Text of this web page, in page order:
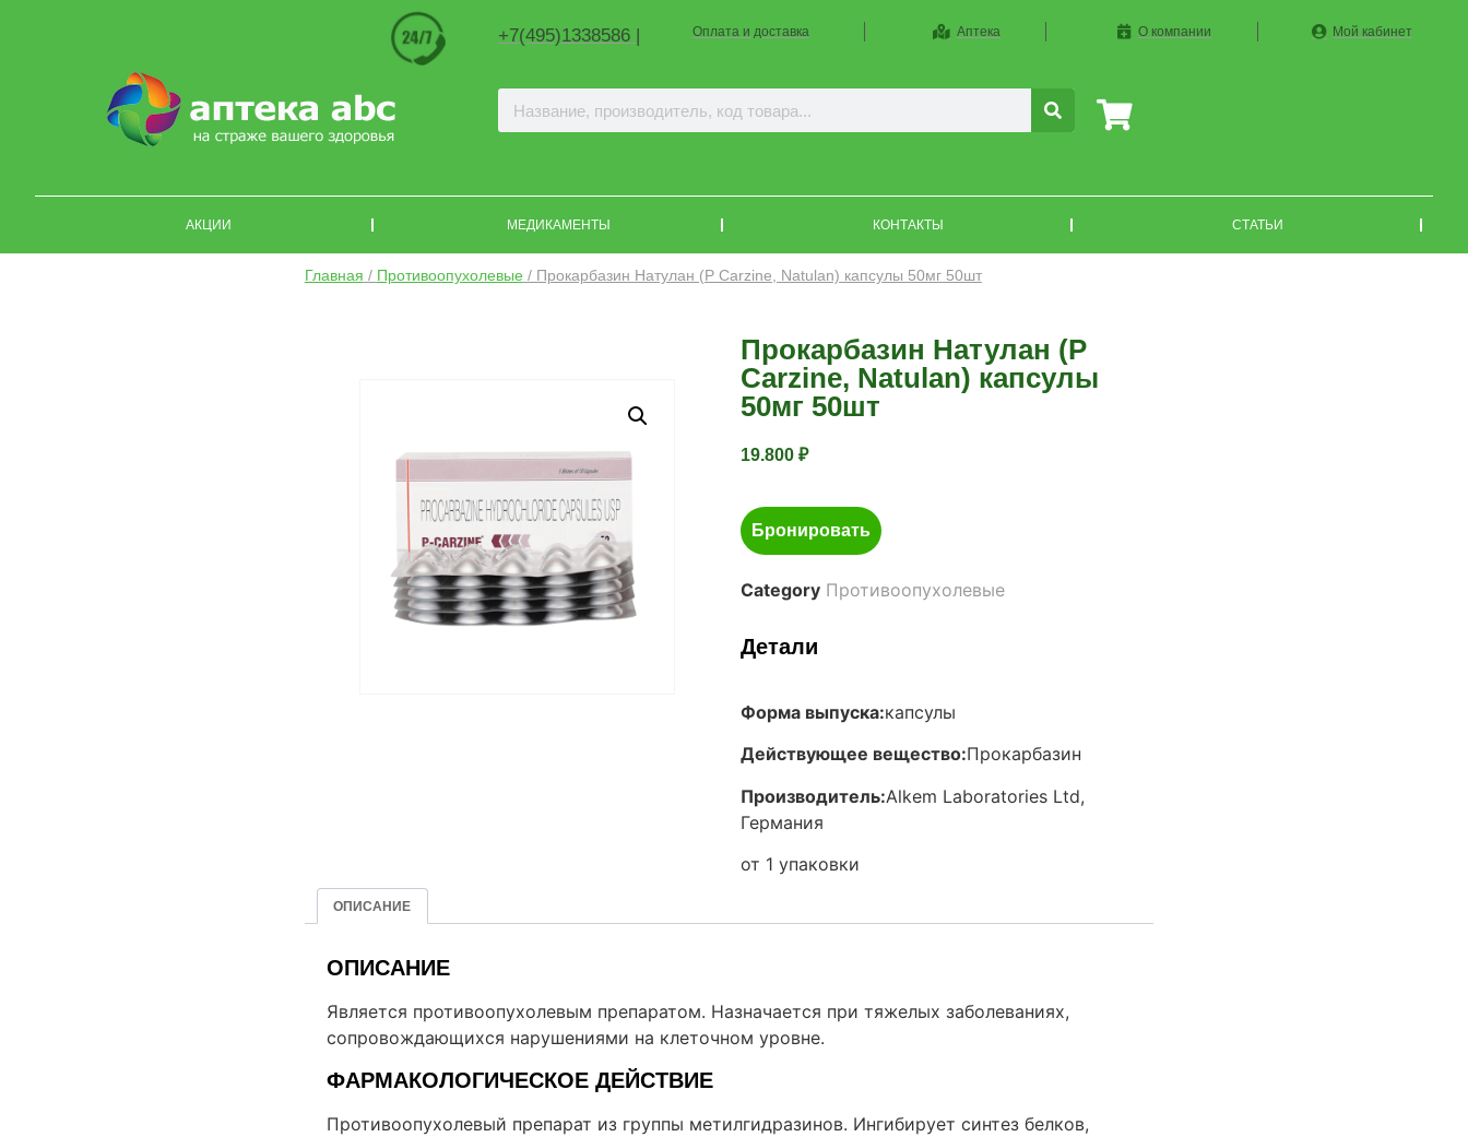
+7(495)1338586 | Оплата и доставка Аптека О компании Мой кабинет
АКЦИИ МЕДИКАМЕНТЫ КОНТАКТЫ СТАТЬИ
Главная / Противоопухолевые / Прокарбазин Натулан (P Carzine, Natulan) капсулы 50мг 50шт
Прокарбазин Натулан (P
Carzine, Natulan) капсулы
50мг 50шт
19.800 ₽
Бронировать
Category Противоопухолевые
Детали
Форма выпуска:капсулы
Действующее вещество:Прокарбазин
Производитель:Alkem Laboratories Ltd,
Германия
от 1 упаковки
ОПИСАНИЕ
ОПИСАНИЕ
Является противоопухолевым препаратом. Назначается при тяжелых заболеваниях,
сопровождающихся нарушениями на клеточном уровне.
ФАРМАКОЛОГИЧЕСКОЕ ДЕЙСТВИЕ
Противоопухолевый препарат из группы метилгидразинов. Ингибирует синтез белков,